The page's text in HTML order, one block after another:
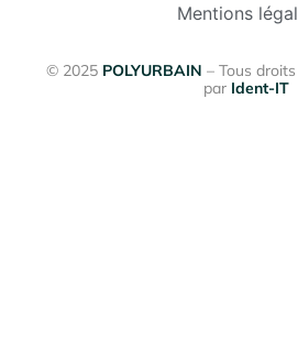
© 2025 POLYURBAIN – Tous
par Ident-IT
Mentions